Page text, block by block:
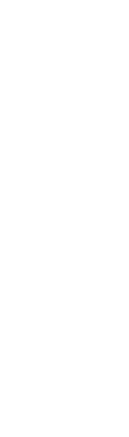
ako
Rusi špekulujú
do
a bronz